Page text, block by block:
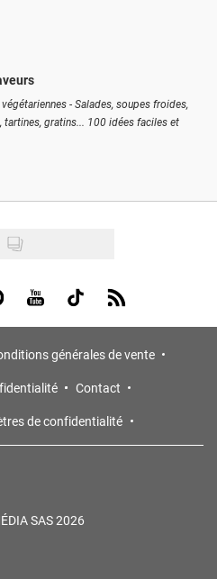
- Salades, soupes froides,
tartines, gratins... 100 idées faciles et
us on Pinterest
Visit us on Youtube
Visit us on Tiktok
Visit us on Rss
générales de vente
Contact
de confidentialité
SAS 2026